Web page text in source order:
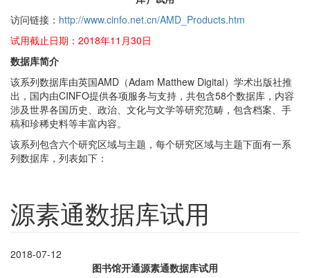
访问链接： http://www.cinfo.net.cn/AMD_Products.htm
试用截止日期：2018年11月30日
数据库简介
该系列数据库由英国AMD（Adam Matthew Digital）学术出版社推
出，国内由CINFO提供各项服务与支持，共包含58个数据库，内容
涉及世界各国历史、政治、文化与文学等研究范畴，包含档案、手
稿和珍稀史料等丰富内容。
该系列包含六个研究区域与主题，每个研究区域与主题下面有一系
列数据库，列表如下：
源素通数据库试用
2018-07-12
图书馆开通源素通数据库试用